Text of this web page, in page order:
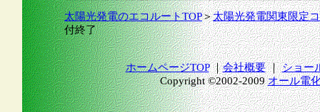
太陽光発電のエコルートTOP＞太陽光発電関東限定
付終了
ホームページTOP｜会社概要｜ショー
Copyright ©2002-2009オール電